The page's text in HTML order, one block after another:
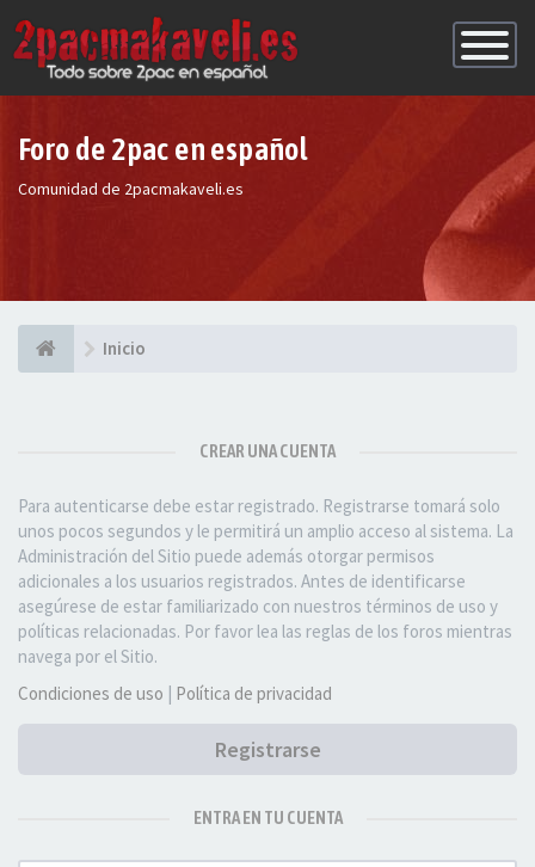
de
Foro de 2pac en español
Comunidad de 2pacmakaveli.es
Inicio
CREAR UNA CUENTA
Para autenticarse debe estar registrado. Registrarse tomará solo
unos pocos segundos y le permitirá un amplio acceso al sistema. La
Administración del Sitio puede además otorgar permisos
adicionales a los usuarios registrados. Antes de identificarse
asegúrese de estar familiarizado con nuestros términos de uso y
políticas relacionadas. Por favor lea las reglas de los foros mientras
navega por el Sitio.
Condiciones de uso | Política de privacidad
Registrarse
ENTRA EN TU CUENTA